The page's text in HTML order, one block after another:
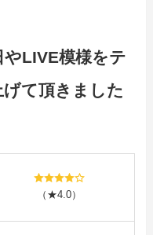
LIVE模様をテ
て頂きました
（★4.0）